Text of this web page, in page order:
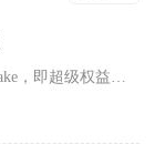
SPoS全称SuperProofofStake，即超级权益证明，是PoS创始人SunnyK